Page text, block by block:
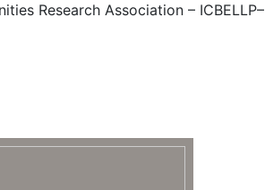
Research Association – ICBELLP–